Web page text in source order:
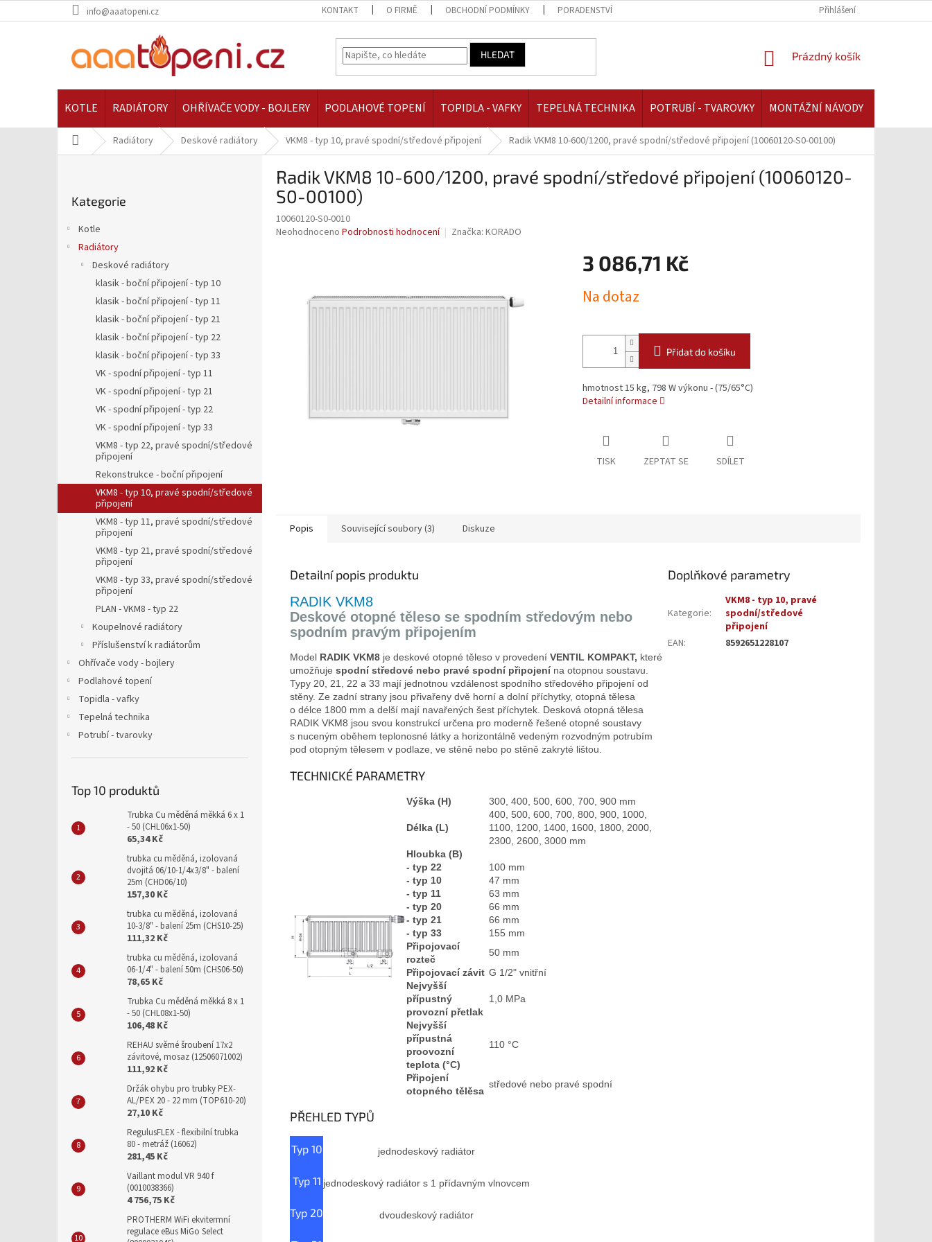
na
info@aaatopeni.cz KONTAKT O FIRMĚ OBCHODNÍ PODMÍNKY PORADENSTVÍ PLATBA A DOPRAVA |
Přihlášení
HLEDAT
NÁKUPNÍ
Prázdný košík
KOTLE RADIÁTORY OHŘÍVAČE VODY - BOJLERY PODLAHOVÉ TOPENÍ TOPIDLA - VAFKY TEPELNÁ TECHNIKA POTRUBÍ - TVAROVKY MONTÁŽNÍ NÁVODY
Domů Radiátory Deskové radiátory VKM8 - typ 10, pravé spodní/středové připojení Radik VKM8 10-600/1200, pravé spodní/středové připojení (10060120-S0-00100)
kategorie
Kategorie
Kotle
Radiátory
Deskové radiátory
klasik - boční připojení - typ 10
klasik - boční připojení - typ 11
klasik - boční připojení - typ 21
klasik - boční připojení - typ 22
klasik - boční připojení - typ 33
VK - spodní připojení - typ 11
VK - spodní připojení - typ 21
VK - spodní připojení - typ 22
VK - spodní připojení - typ 33
VKM8 - typ 22, pravé spodní/středové
připojení
Rekonstrukce - boční připojení
VKM8 - typ 10, pravé spodní/středové
připojení
VKM8 - typ 11, pravé spodní/středové
připojení
VKM8 - typ 21, pravé spodní/středové
připojení
VKM8 - typ 33, pravé spodní/středové
připojení
PLAN - VKM8 - typ 22
Koupelnové radiátory
Příslušenství k radiátorům
Ohřívače vody - bojlery
Podlahové topení
Topidla - vafky
Tepelná technika
Potrubí - tvarovky
Top 10 produktů
Trubka Cu měděná měkká 6 x 1
- 50 (CHL06x1-50)
65,34 Kč
trubka cu měděná, izolovaná
dvojitá 06/10-1/4x3/8" - balení
25m (CHD06/10)
157,30 Kč
trubka cu měděná, izolovaná
10-3/8" - balení 25m (CHS10-25)
111,32 Kč
trubka cu měděná, izolovaná
06-1/4" - balení 50m (CHS06-50)
78,65 Kč
Trubka Cu měděná měkká 8 x 1
- 50 (CHL08x1-50)
106,48 Kč
REHAU svěrné šroubení 17x2
závitové, mosaz (12506071002)
111,92 Kč
Držák ohybu pro trubky PEX-
AL/PEX 20 - 22 mm (TOP610-20)
27,10 Kč
RegulusFLEX - flexibilní trubka
80 - metráž (16062)
281,45 Kč
Vaillant modul VR 940 f
(0010038366)
4 756,75 Kč
PROTHERM WiFi ekvitermní
regulace eBus MiGo Select
Radik VKM8 10-600/1200, pravé spodní/středové připojení (10060120-
S0-00100)
10060120-S0-0010
Průměrné
Neohodnoceno Podrobnosti hodnocení Značka: KORADO
3 086,71 Kč
cena:
Na dotaz
Přidat do košíku
hmotnost 15 kg, 798 W výkonu - (75/65°C)
Detailní informace
TISK ZEPTAT SE SDÍLET
Popis Související soubory (3) Diskuze
Detailní popis produktu
RADIK VKM8
Deskové otopné těleso se spodním středovým nebo
spodním pravým připojením
Model RADIK VKM8 je deskové otopné těleso v provedení VENTIL KOMPAKT, které
umožňuje spodní středové nebo pravé spodní připojenína otopnou soustavu.
Typy 20, 21, 22 a 33 mají jednotnou vzdálenost spodního středového připojení od
stěny. Ze zadní strany jsou přivařeny dvě horní a dolní příchytky, otopná tělesa
o délce 1800 mm a delší mají navařených šest příchytek. Desková otopná tělesa
RADIK VKM8 jsou svou konstrukcí určena pro moderně řešené otopné soustavy
s nuceným oběhem teplonosné látky a horizontálně vedeným rozvodným potrubím
pod otopným tělesem v podlaze, ve stěně nebo po stěně zakryté lištou.
TECHNICKÉ PARAMETRY
Výška (H) 300, 400, 500, 600, 700, 900 mm
Délka (L)
400, 500, 600, 700, 800, 900, 1000,
1100, 1200, 1400, 1600, 1800, 2000,
2300, 2600, 3000 mm
Hloubka (B)
- typ 22
100 mm
- typ 10
47 mm
- typ 11
63 mm
- typ 20
66 mm
- typ 21
66 mm
- typ 33
155 mm
Připojovací
rozteč
50 mm
Připojovací závit G 1/2" vnitřní
Nejvyšší
přípustný
provozní přetlak
1,0 MPa
Nejvyšší
přípustná
proovozní
teplota (°C)
110 °C
Připojení
otopného tělěsa
středové nebo pravé spodní
PŘEHLED TYPŮ
Typ 10 jednodeskový radiátor
Typ 11 jednodeskový radiátor s 1 přídavným vlnovcem
Typ 20 dvoudeskový radiátor
Doplňkové parametry
Kategorie:
VKM8 - typ 10, pravé
spodní/středové
připojení
EAN: 8592651228107